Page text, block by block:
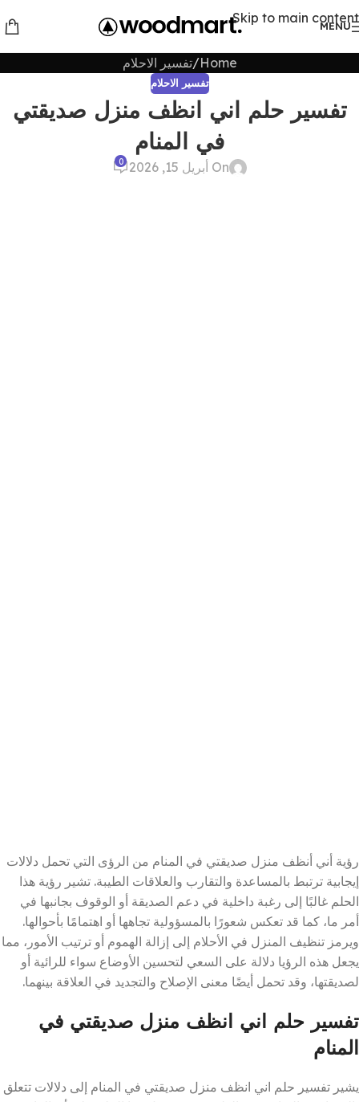
Skip to main content
MENU
Home تفسير الاحلام
تفسير الاحلام
تفسير حلم اني انظف منزل صديقتي
في المنام
On أبريل 15, 2026 0
رؤية أني أنظف منزل صديقتي في المنام من الرؤى التي تحمل دلالات
إيجابية ترتبط بالمساعدة والتقارب والعلاقات الطيبة. تشير رؤية هذا
الحلم غالبًا إلى رغبة داخلية في دعم الصديقة أو الوقوف بجانبها في
أمر ما، كما قد تعكس شعورًا بالمسؤولية تجاهها أو اهتمامًا بأحوالها.
ويرمز تنظيف المنزل في الأحلام إلى إزالة الهموم أو ترتيب الأمور، مما
يجعل هذه الرؤيا دلالة على السعي لتحسين الأوضاع سواء للرائية أو
لصديقتها، وقد تحمل أيضًا معنى الإصلاح والتجديد في العلاقة بينهما.
تفسير حلم اني انظف منزل صديقتي في
المنام
يشير تفسير حلم اني انظف منزل صديقتي في المنام إلى دلالات تتعلق